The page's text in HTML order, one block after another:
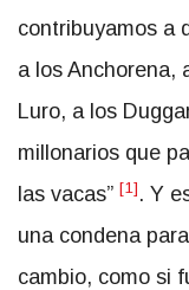
contribuyamos a
a los Anchorena,
Luro, a los
millonarios que
las vacas” [1] . Y
una condena
cambio, como si